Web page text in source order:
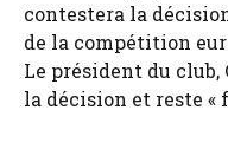
contestera la
de la compétition
Le président du club,
la décision et reste «